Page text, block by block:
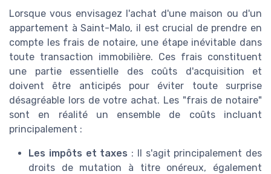
Lorsque vous envisagez l'achat d'une maison ou d'un
appartement à Saint-Malo, il est crucial de prendre en
compte les frais de notaire, une étape inévitable dans
toute transaction immobilière. Ces frais constituent
une partie essentielle des coûts d'acquisition et
doivent être anticipés pour éviter toute surprise
désagréable lors de votre achat. Les "frais de notaire"
sont en réalité un ensemble de coûts incluant
principalement :
Les impôts et taxes : Il s'agit principalement des
droits de mutation à titre onéreux, également